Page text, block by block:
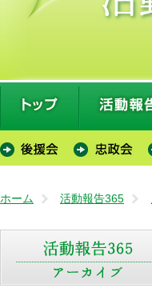
ホーム 活動報告365